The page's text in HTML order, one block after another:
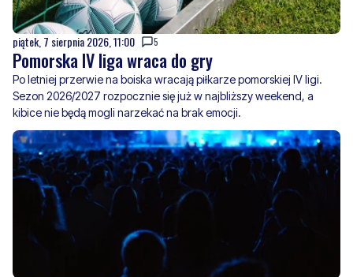
piątek, 7 sierpnia 2026, 11:00 5
Pomorska IV liga wraca do gry
Po letniej przerwie na boiska wracają piłkarze pomorskiej IV ligi.
Sezon 2026/2027 rozpocznie się już w najbliższy weekend, a
kibice nie będą mogli narzekać na brak emocji.